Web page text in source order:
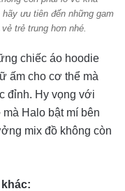
ưu tiên đến những gam
trẻ trung hơn nhé.
chiếc áo hoodie
ấm cho cơ thể mà
đỉnh. Hy vọng với
mà Halo bật mí bên
mix đồ không còn